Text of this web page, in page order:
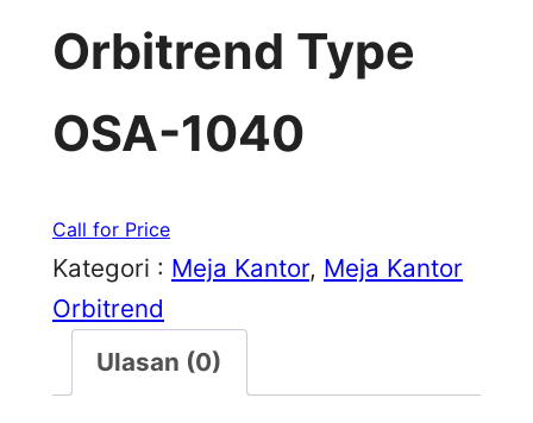
Orbitrend Type
OSA-1040
Call for Price
Kategori : Meja Kantor, Meja Kantor
Orbitrend
Ulasan (0)